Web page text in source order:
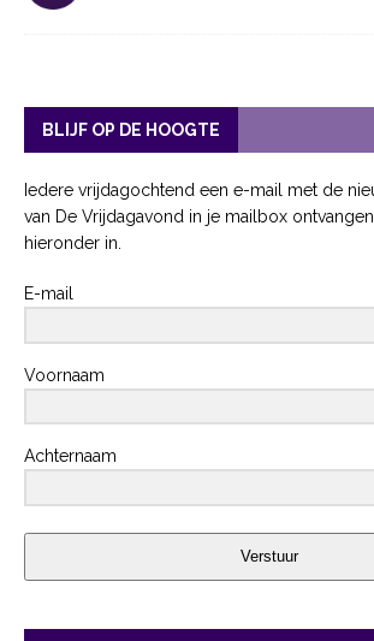
BLIJF OP DE HOOGTE
Iedere vrijdagochtend een e-mail met de
van De Vrijdagavond in je mailbox
hieronder in.
E-mail
Voornaam
Achternaam
Verstuur